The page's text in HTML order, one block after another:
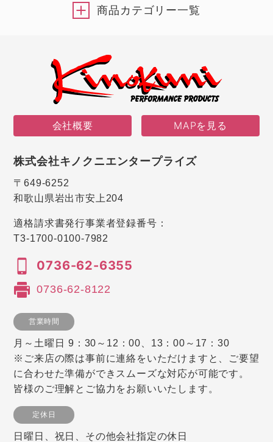
商品カテゴリー一覧
会社概要 MAPを見る
株式会社キノクニエンタープライズ
〒649-6252
和歌山県岩出市安上204
適格請求書発行事業者登録番号：
T3-1700-0100-7982
0736-62-6355
0736-62-8122
営業時間
月～土曜日 9：30～12：00、13：00～17：30
※ご来店の際は事前に連絡をいただけますと、ご要望
に合わせた準備ができスムーズな対応が可能です。
皆様のご理解とご協力をお願いいたします。
定休日
日曜日、祝日、その他会社指定の休日